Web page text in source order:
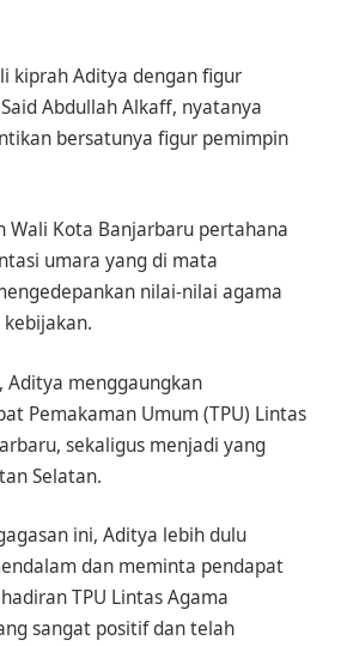
kiprah Aditya dengan figur
Abdullah Alkaff, nyatanya
bersatunya figur pemimpin
Wali Kota Banjarbaru pertahana
umara yang di mata
nilai-nilai agama
Aditya menggaungkan
Pemakaman Umum (TPU) Lintas
sekaligus menjadi yang
Selatan.
ini, Aditya lebih dulu
dan meminta pendapat
TPU Lintas Agama
sangat positif dan telah